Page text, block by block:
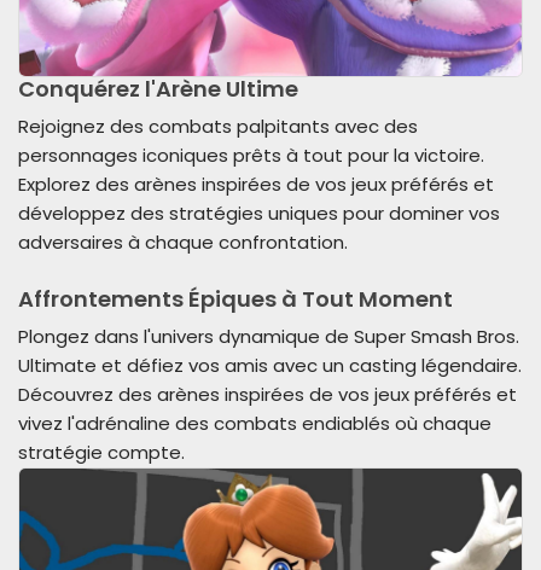
Conquérez l'Arène Ultime
Rejoignez des combats palpitants avec des
personnages iconiques prêts à tout pour la victoire.
Explorez des arènes inspirées de vos jeux préférés et
développez des stratégies uniques pour dominer vos
adversaires à chaque confrontation.
Affrontements Épiques à Tout Moment
Plongez dans l'univers dynamique de Super Smash Bros.
Ultimate et défiez vos amis avec un casting légendaire.
Découvrez des arènes inspirées de vos jeux préférés et
vivez l'adrénaline des combats endiablés où chaque
stratégie compte.